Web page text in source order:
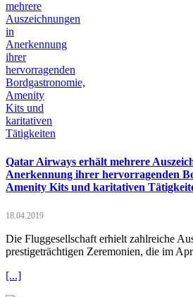
Qatar Airways erhält mehrere
Anerkennung ihrer hervorragenden
Amenity Kits und karitativen
18.04.2019
Die Fluggesellschaft erhielt zahlreiche
prestigeträchtigen Zeremonien, die im
[...]